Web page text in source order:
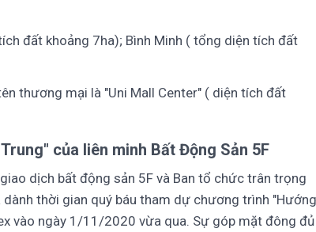
đất khoảng 7ha); Bình Minh ( tổng diện tích đất
thương mại là "Uni Mall Center" ( diện tích đất
của liên minh Bất Động Sản 5F
dịch bất động sản 5F và Ban tổ chức trân trọng
thời gian quý báu tham dự chương trình "Hướng
vào ngày 1/11/2020 vừa qua. Sự góp mặt đông đủ